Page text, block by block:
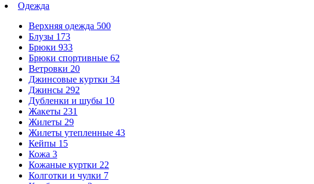
Одежда
Верхняя одежда 500
Блузы 173
Брюки 933
Брюки спортивные 62
Ветровки 20
Джинсовые куртки 34
Джинсы 292
Дубленки и шубы 10
Жакеты 231
Жилеты 29
Жилеты утепленные 43
Кейпы 15
Кожа 3
Кожаные куртки 22
Колготки и чулки 7